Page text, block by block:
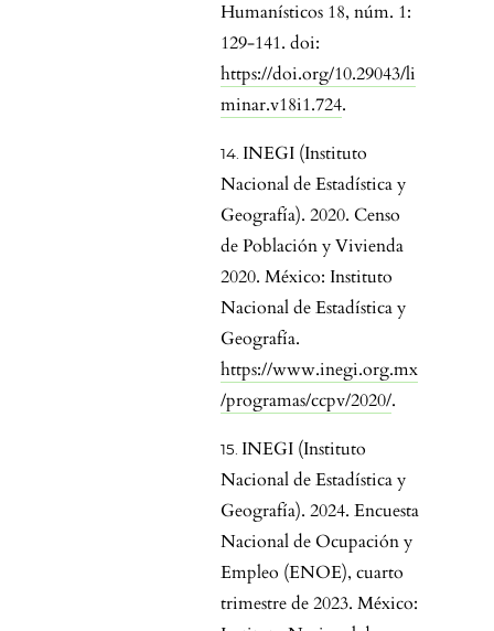
Humanísticos 18, núm. 1:
129-141. doi:
https://doi.org/10.29043/li
minar.v18i1.724.
INEGI (Instituto
Nacional de Estadística y
Geografía). 2020. Censo
de Población y Vivienda
2020. México: Instituto
Nacional de Estadística y
Geografía.
https://www.inegi.org.mx
/programas/ccpv/2020/.
INEGI (Instituto
Nacional de Estadística y
Geografía). 2024. Encuesta
Nacional de Ocupación y
Empleo (ENOE), cuarto
trimestre de 2023. México: